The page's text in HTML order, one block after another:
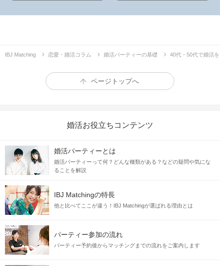
IBJ Matching 恋愛・婚活コラム 婚活パーティーの基礎 40代・50代で婚活
ページトップへ
婚活お役立ちコンテンツ
婚活パーティーとは
婚活パーティーって何？どんな種類がある？などの疑問や気にな
ることを解説
IBJ Matchingの特長
他と比べてここが違う！IBJ Matchingが選ばれる理由とは
パーティー参加の流れ
パーティー予約後からマッチングまでの流れをご案内します